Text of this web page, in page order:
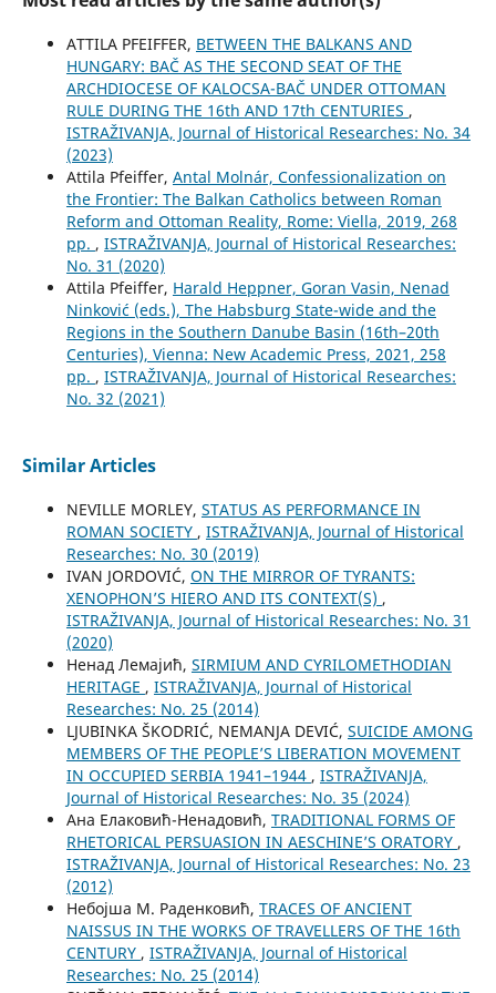
ATTILA PFEIFFER, BETWEEN THE BALKANS AND
HUNGARY: BAČ AS THE SECOND SEAT OF THE
ARCHDIOCESE OF KALOCSA-BAČ UNDER OTTOMAN
RULE DURING THE 16th AND 17th CENTURIES ,
ISTRAŽIVANJA, Јournal of Historical Researches: No. 34
(2023)
Attila Pfeiffer, Antal Molnár, Confessionalization on
the Frontier: The Balkan Catholics between Roman
Reform and Ottoman Reality, Rome: Viella, 2019, 268
pp. , ISTRAŽIVANJA, Јournal of Historical Researches:
No. 31 (2020)
Attila Pfeiffer, Harald Heppner, Goran Vasin, Nenad
Ninković (eds.), The Habsburg State-wide and the
Regions in the Southern Danube Basin (16th–20th
Centuries), Vienna: New Academic Press, 2021, 258
pp. , ISTRAŽIVANJA, Јournal of Historical Researches:
No. 32 (2021)
Similar Articles
NEVILLE MORLEY, STATUS AS PERFORMANCE IN
ROMAN SOCIETY , ISTRAŽIVANJA, Јournal of Historical
Researches: No. 30 (2019)
IVAN JORDOVIĆ, ON THE MIRROR OF TYRANTS:
XENOPHON’S HIERO AND ITS CONTEXT(S) ,
ISTRAŽIVANJA, Јournal of Historical Researches: No. 31
(2020)
Ненад Лемајић, SIRMIUM AND CYRILOMETHODIAN
HERITAGE , ISTRAŽIVANJA, Јournal of Historical
Researches: No. 25 (2014)
LJUBINKA ŠKODRIĆ, NEMANJA DEVIĆ, SUICIDE AMONG
MEMBERS OF THE PEOPLE’S LIBERATION MOVEMENT
IN OCCUPIED SERBIA 1941–1944 , ISTRAŽIVANJA,
Јournal of Historical Researches: No. 35 (2024)
Ана Елаковић-Ненадовић, TRADITIONAL FORMS OF
RHETORICAL PERSUASION IN AESCHINE’S ORATORY ,
ISTRAŽIVANJA, Јournal of Historical Researches: No. 23
(2012)
Небојша М. Раденковић, TRACES OF ANCIENT
NAISSUS IN THE WORKS OF TRAVELLERS OF THE 16th
CENTURY , ISTRAŽIVANJA, Јournal of Historical
Researches: No. 25 (2014)